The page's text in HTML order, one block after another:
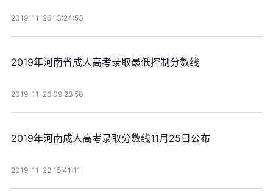
2019-11-26 13:24:53
2019年河南省成人高考录取最低控制分数线
2019-11-26 09:28:50
2019年河南成人高考录取分数线11月25日公布
2019-11-22 15:41:11